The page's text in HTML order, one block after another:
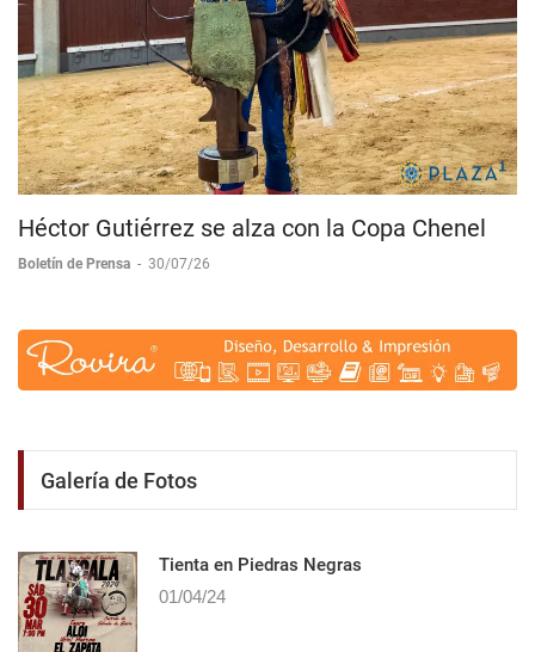
Héctor Gutiérrez se alza con la Copa Chenel
Boletín de Prensa - 30/07/26
Galería de Fotos
Tienta en Piedras Negras
01/04/24